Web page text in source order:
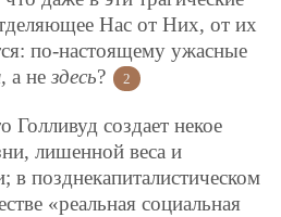
Нас от Них, от их
по-настоящему ужасные
а не здесь? 2
Голливуд создает некое
лишенной веса и
в позднекапиталистическом
«реальная социальная